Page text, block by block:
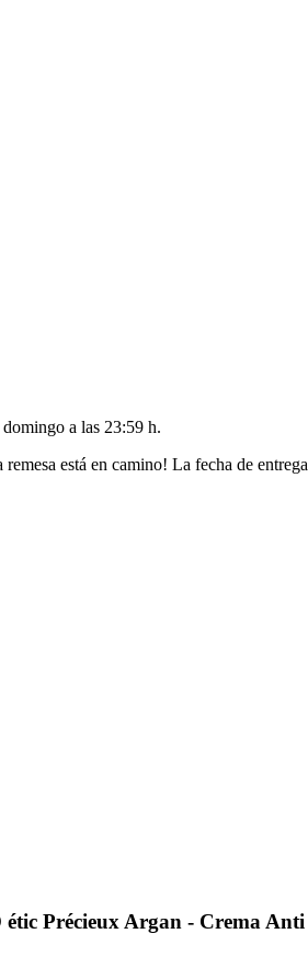
domingo a las 23:59 h.
está en camino! La fecha de
Précieux Argan - Crema